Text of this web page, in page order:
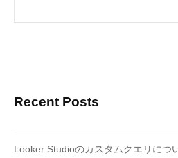
Recent Posts
Looker Studioのカスタムクエリにつ